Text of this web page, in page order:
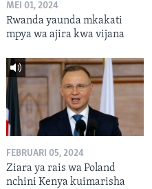
MEI 01, 2024
Rwanda yaunda mkakati
mpya wa ajira kwa vijana
FEBRUARI 05, 2024
Ziara ya rais wa Poland
nchini Kenya kuimarisha